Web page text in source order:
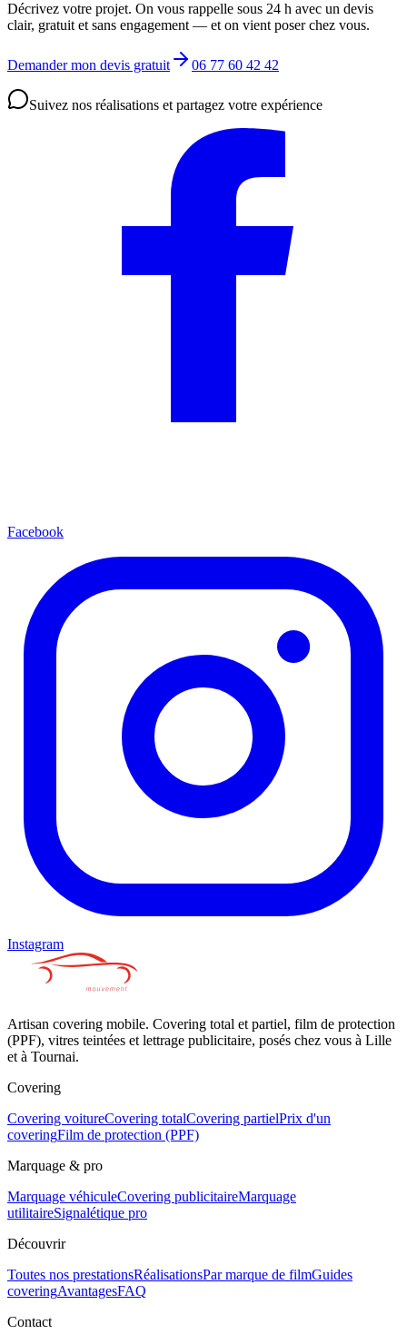
Décrivez votre projet. On vous rappelle sous 24 h avec un devis
clair, gratuit et sans engagement — et on vient poser chez vous.
Demander mon devis gratuit 06 77 60 42 42
Suivez nos réalisations et partagez votre expérience
Facebook
Instagram
Artisan covering mobile. Covering total et partiel, film de protection
(PPF), vitres teintées et lettrage publicitaire, posés chez vous à Lille
et à Tournai.
Covering
Covering voitureCovering totalCovering partielPrix d'un
coveringFilm de protection (PPF)
Marquage & pro
Marquage véhiculeCovering publicitaireMarquage
utilitaireSignalétique pro
Découvrir
Toutes nos prestationsRéalisationsPar marque de filmGuides
coveringAvantagesFAQ
Contact